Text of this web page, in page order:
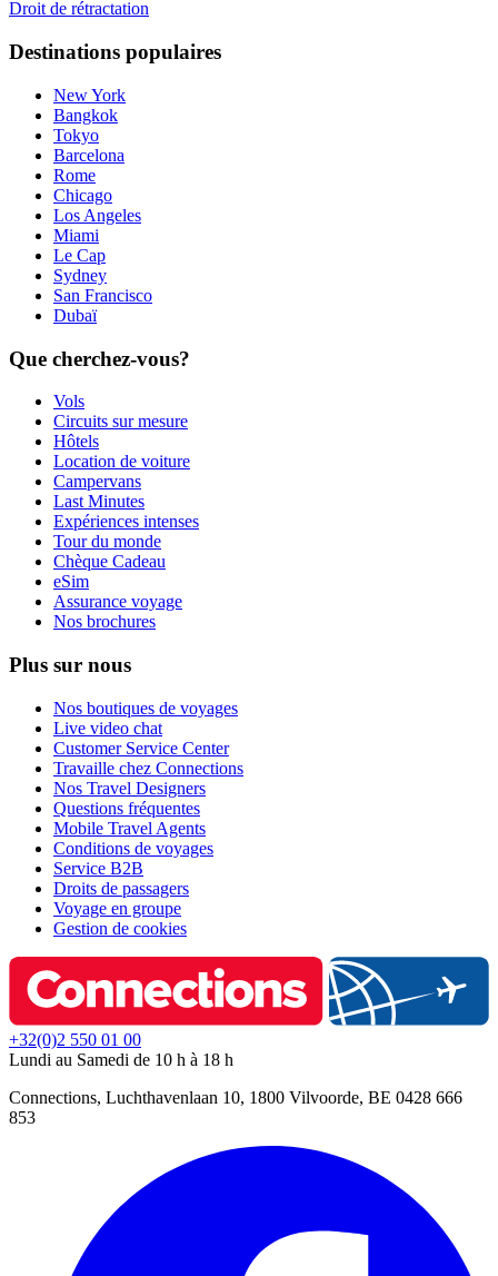
Droit de rétractation
Destinations populaires
New York
Bangkok
Tokyo
Barcelona
Rome
Chicago
Los Angeles
Miami
Le Cap
Sydney
San Francisco
Dubaï
Que cherchez-vous?
Vols
Circuits sur mesure
Hôtels
Location de voiture
Campervans
Last Minutes
Expériences intenses
Tour du monde
Chèque Cadeau
eSim
Assurance voyage
Nos brochures
Plus sur nous
Nos boutiques de voyages
Live video chat
Customer Service Center
Travaille chez Connections
Nos Travel Designers
Questions fréquentes
Mobile Travel Agents
Conditions de voyages
Service B2B
Droits de passagers
Voyage en groupe
Gestion de cookies
+32(0)2 550 01 00
Lundi au Samedi de 10 h à 18 h
Connections, Luchthavenlaan 10, 1800 Vilvoorde, BE 0428 666
853